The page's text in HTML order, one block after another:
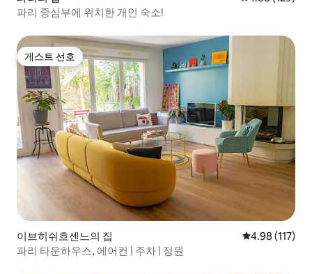
파리 중심부에 위치한 개인 숙소!
게스트 선호
게스트 선호
이브히쉬흐센느의 집 평점 4.98점(5
4.98 (117)
파리 타운하우스, 에어컨 | 주차 | 정원